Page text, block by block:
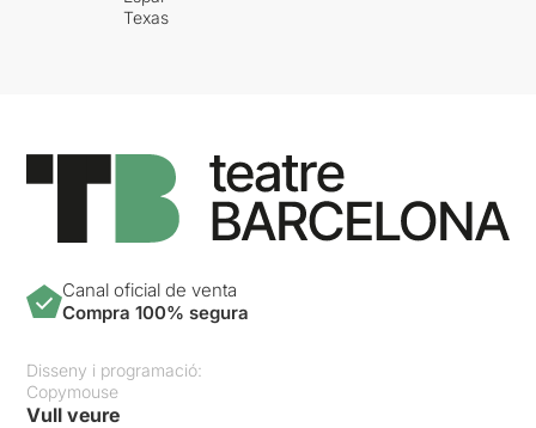
Texas
Canal oficial de venta
Compra 100% segura
Disseny i programació:
Copymouse
Vull veure